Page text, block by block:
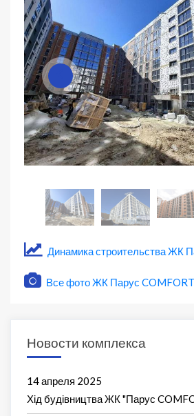
Динамика строительства ЖК
Все фото ЖК Парус COMFORT
Новости комплекса
14 апреля 2025
Хід будівництва ЖК "Парус